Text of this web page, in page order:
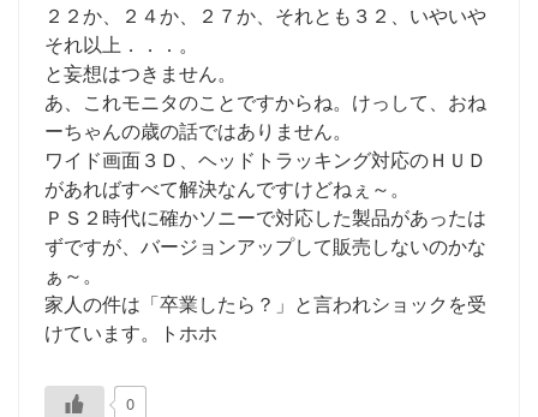
２２か、２４か、２７か、それとも３２、いやいや
それ以上．．．。
と妄想はつきません。
あ、これモニタのことですからね。けっして、おね
ーちゃんの歳の話ではありません。
ワイド画面３Ｄ、ヘッドトラッキング対応のＨＵＤ
があればすべて解決なんですけどねぇ～。
ＰＳ２時代に確かソニーで対応した製品があったは
ずですが、バージョンアップして販売しないのかな
ぁ～。
家人の件は「卒業したら？」と言われショックを受
けています。トホホ
0